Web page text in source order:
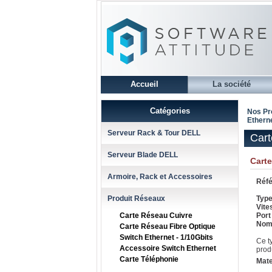
Accueil La société
Catégories
Serveur Rack & Tour DELL
Serveur Blade DELL
Armoire, Rack et Accessoires
Produit Réseaux
Carte Réseau Cuivre
Carte Réseau Fibre Optique
Switch Ethernet - 1/10Gbits
Accessoire Switch Ethernet
Carte Téléphonie
Nos
Ce